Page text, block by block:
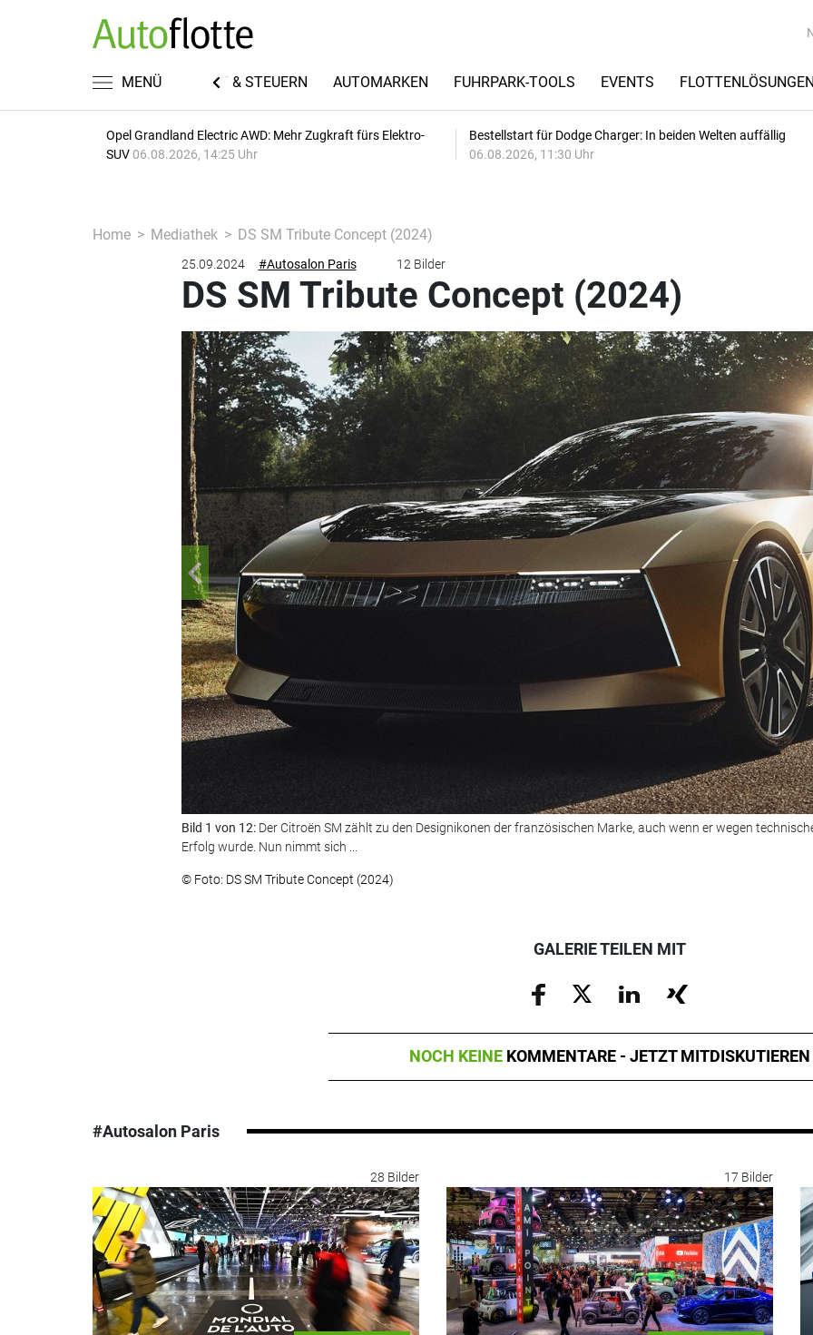
MENÜ
FUHRPARKWISSEN RECHT & STEUERN AUTOMARKEN FUHRPARK-TOOLS EVENTS FLOTTENLÖSUNGEN
Opel Grandland Electric AWD: Mehr Zugkraft fürs Elektro-
SUV 06.08.2026, 14:25 Uhr
Bestellstart für Dodge Charger: In beiden Welten auffällig
06.08.2026, 11:30 Uhr
Home Mediathek DS SM Tribute Concept (2024)
25.09.2024 #Autosalon Paris 12 Bilder
DS SM Tribute Concept (2024)
Bild 1 von 12: Der Citroën SM zählt zu den Designikonen der französischen Marke, auch wenn er wegen
Erfolg wurde. Nun nimmt sich ...
© Foto: DS SM Tribute Concept (2024)
GALERIE TEILEN MIT
NOCH KEINE KOMMENTARE - JETZT MITDISKUTIEREN
#Autosalon Paris
28 Bilder 17 Bilder